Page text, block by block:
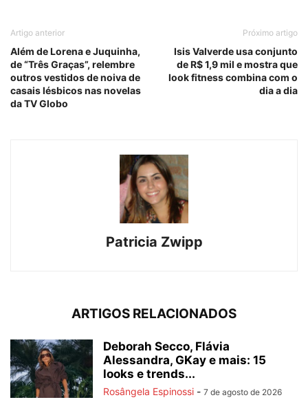
Artigo anterior
Além de Lorena e Juquinha,
de “Três Graças”, relembre
outros vestidos de noiva de
casais lésbicos nas novelas
da TV Globo
Próximo artigo
Isis Valverde usa conjunto
de R$ 1,9 mil e mostra que
look fitness combina com o
dia a dia
Patricia Zwipp
ARTIGOS RELACIONADOS
Deborah Secco, Flávia
Alessandra, GKay e mais: 15
looks e trends...
Rosângela Espinossi - 7 de agosto de 2026